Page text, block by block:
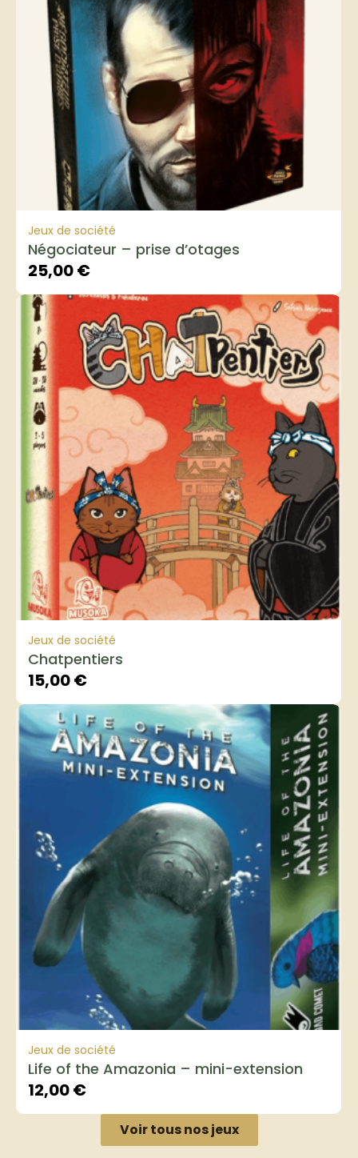
Jeux de société
Négociateur – prise d’otages
25,00€
Jeux de société
Chatpentiers
15,00€
Jeux de société
Life of the Amazonia – mini-extension
12,00€
Voir tous nos jeux